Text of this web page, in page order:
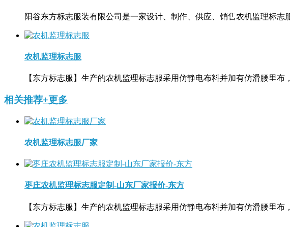
阳谷东方标志服装有限公司是一家设计、制作、供应、销售农机监理标
农机监理标志服
【东方标志服】生产的农机监理标志服采用仿静电布料并加有仿滑腰里布
相关推荐+更多
农机监理标志服厂家
枣庄农机监理标志服定制-山东厂家报价-东方
【东方标志服】生产的农机监理标志服采用仿静电布料并加有仿滑腰里布